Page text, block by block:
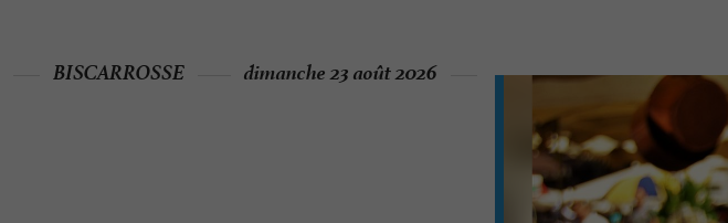
BISCARROSSE dimanche 23 août 2026